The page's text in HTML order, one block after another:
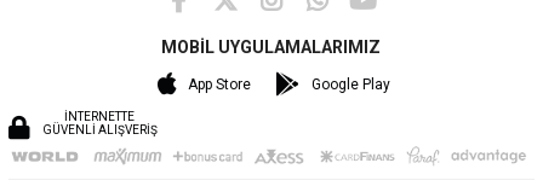
MOBİL UYGULAMALARIMIZ
App Store Google Play
İNTERNETTE
GÜVENLİ ALIŞVERİŞ